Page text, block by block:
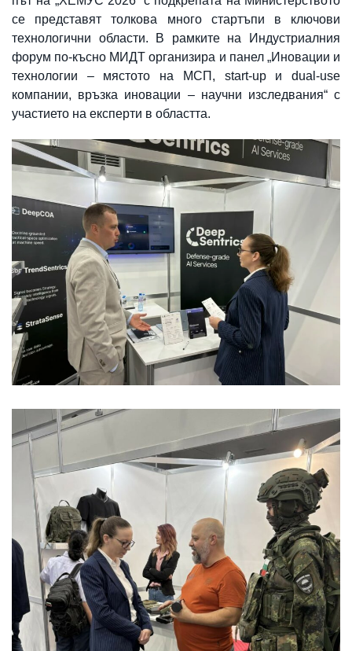
се представят толкова много стартъпи в ключови
технологични области. В рамките на Индустриалния
форум по-късно МИДТ организира и панел „Иновации и
технологии – мястото на МСП, start-up и dual-use
компании, връзка иновации – научни изследвания“ с
участието на експерти в областта.